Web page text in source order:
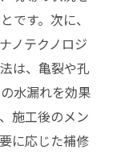
です。次に、
ノテクノロジ
は、亀裂や孔
水漏れを効果
施工後のメン
に応じた補修